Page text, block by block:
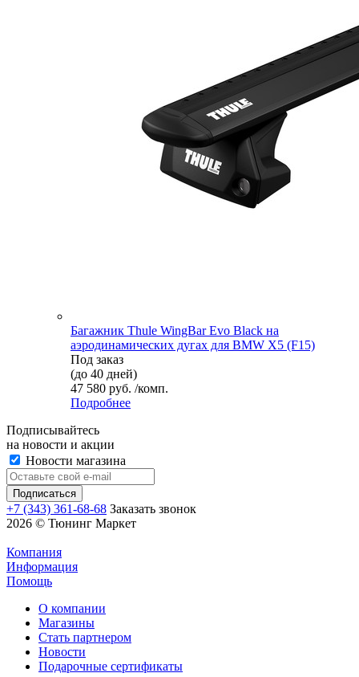
Багажник Thule WingBar Evo Black на
аэродинамических дугах для BMW X5 (F15)
Под заказ
(до 40 дней)
47 580 руб. /комп.
Подробнее
Подписывайтесь
на новости и акции
Новости магазина
+7 (343) 361-68-68 Заказать звонок
2026 © Тюнинг Маркет
Компания
Информация
Помощь
О компании
Магазины
Стать партнером
Новости
Подарочные сертификаты